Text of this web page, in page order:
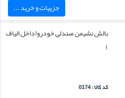
جزییات و خرید ...
بالش نشیمن صندلی خودرو(داخل الیاف
)
کد کالا : 0174